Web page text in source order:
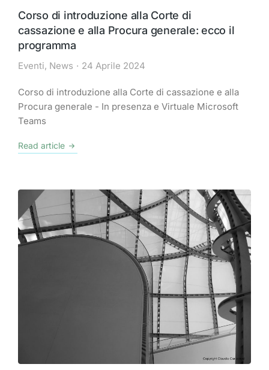
Corso di introduzione alla Corte di
cassazione e alla Procura generale: ecco il
programma
Eventi, News 24 Aprile 2024
Corso di introduzione alla Corte di cassazione e alla
Procura generale - In presenza e Virtuale Microsoft
Teams
Read article